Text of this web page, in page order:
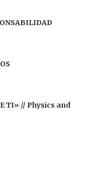
TI» // Physics and